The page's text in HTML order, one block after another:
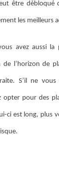
être débloqué
les meilleurs
avez aussi la
l’horizon de
S’il ne
opter pour des
ci est long, plus